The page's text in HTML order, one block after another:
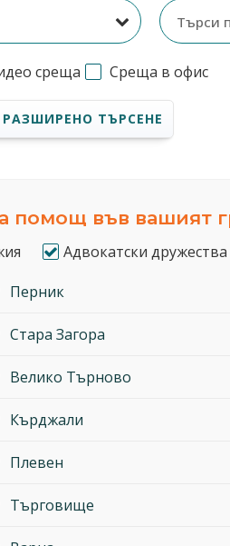
среща Среща в офис
РАЗШИРЕНО ТЪРСЕНЕ
помощ във вашият
Адвокатски дружества
Перник
Стара Загора
Велико Търново
Кърджали
Плевен
Търговище